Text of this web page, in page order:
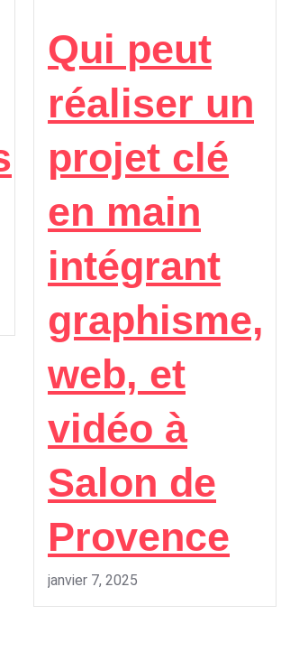
Qui peut
réaliser un
projet clé
en main
intégrant
graphisme,
web, et
vidéo à
Salon de
Provence
janvier 7, 2025